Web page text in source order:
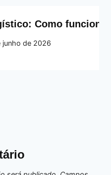
Como
junho de 2026